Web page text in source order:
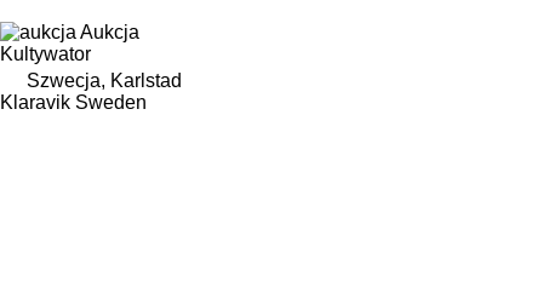
Aukcja
Kultywator
Szwecja, Karlstad
Klaravik Sweden